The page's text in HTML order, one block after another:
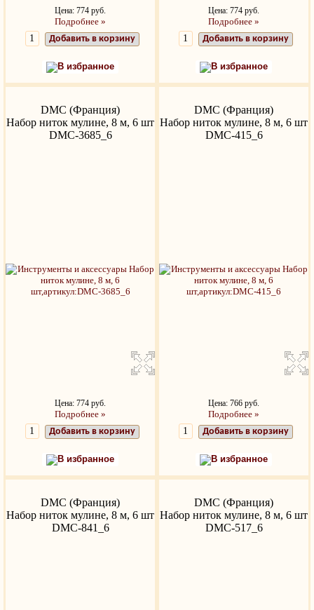
Цена: 774 руб.
Подробнее »
Добавить в корзину
В избранное
Цена: 774 руб.
Подробнее »
Добавить в корзину
В избранное
DMC (Франция)
Набор ниток мулине, 8 м, 6 шт
DMC-3685_6
Цена: 774 руб.
Подробнее »
Добавить в корзину
В избранное
DMC (Франция)
Набор ниток мулине, 8 м, 6 шт
DMC-415_6
Цена: 766 руб.
Подробнее »
Добавить в корзину
В избранное
DMC (Франция)
Набор ниток мулине, 8 м, 6 шт
DMC-841_6
DMC (Франция)
Набор ниток мулине, 8 м, 6 шт
DMC-517_6